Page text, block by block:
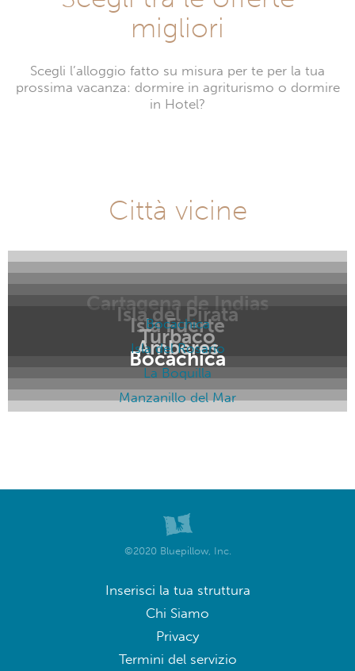
migliori
Scegli l’alloggio fatto su misura per te per la tua
prossima vacanza: dormire in agriturismo o dormire
in Hotel?
Città vicine
Cartagena de Indias
Isla del Pirata
Isla Fuerte
Turbaco
Amberes
Bocachica
Bocachica
Isla del Rosario
La Boquilla
Manzanillo del Mar
©2020 Bluepillow, Inc.
Inserisci la tua struttura
Chi Siamo
Privacy
Termini del servizio